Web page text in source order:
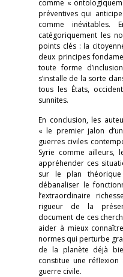
comme «
préventives qui
comme inévitables.
catégoriquement les
points clés : la
deux principes
toute forme
s’installe de la sorte
tous les États,
sunnites.
En conclusion, les
« le premier jalon
guerres civiles
Syrie comme ailleurs,
appréhender ces
sur le plan
débanaliser le
l’extraordinaire
rigueur de la
document de ces
aider à mieux
normes qui perturbe
de la planète déjà
constitue une
guerre civile.